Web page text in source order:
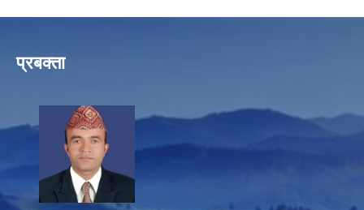
प्रबक्ता